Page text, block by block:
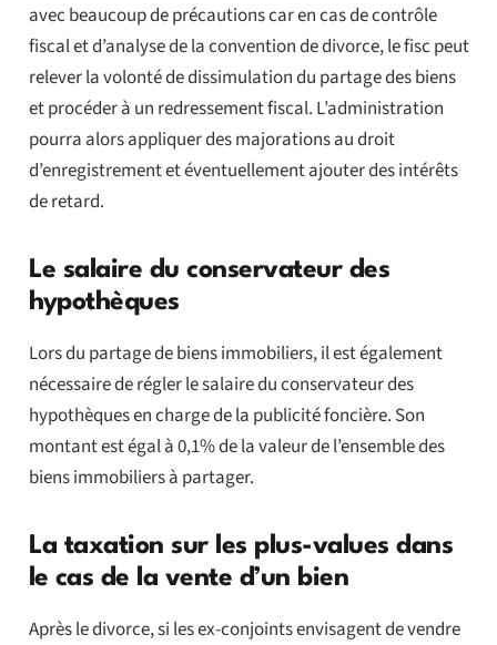
avec beaucoup de précautions car en cas de contrôle
fiscal et d’analyse de la convention de divorce, le fisc peut
relever la volonté de dissimulation du partage des biens
et procéder à un redressement fiscal. L’administration
pourra alors appliquer des majorations au droit
d’enregistrement et éventuellement ajouter des intérêts
de retard.
Le salaire du conservateur des
hypothèques
Lors du partage de biens immobiliers, il est également
nécessaire de régler le salaire du conservateur des
hypothèques en charge de la publicité foncière. Son
montant est égal à 0,1% de la valeur de l’ensemble des
biens immobiliers à partager.
La taxation sur les plus-values dans
le cas de la vente d’un bien
Après le divorce, si les ex-conjoints envisagent de vendre